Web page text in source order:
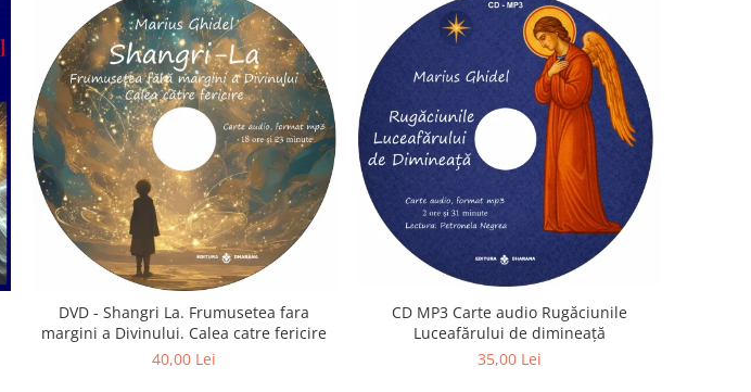
DVD - Shangri La. Frumusetea fara
margini a Divinului. Calea catre fericire
40,00 Lei
CD MP3 Carte audio Rugăciunile
Luceafărului de dimineață
35,00 Lei